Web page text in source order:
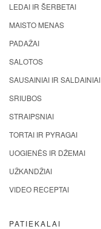
LEDAI IR ŠERBETAI
MAISTO MENAS
PADAŽAI
SALOTOS
SAUSAINIAI IR SALDAINIAI
SRIUBOS
STRAIPSNIAI
TORTAI IR PYRAGAI
UOGIENĖS IR DŽEMAI
UŽKANDŽIAI
VIDEO RECEPTAI
PATIEKALAI